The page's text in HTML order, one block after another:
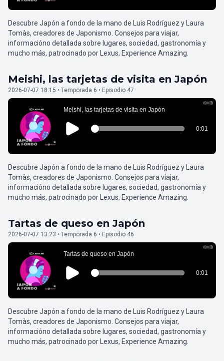
Descubre Japón a fondo de la mano de Luis Rodríguez y Laura
Tomàs, creadores de Japonismo. Consejos para viajar,
informacióno detallada sobre lugares, sociedad, gastronomía y
mucho más, patrocinado por Lexus, Experience Amazing.
Meishi, las tarjetas de visita en Japón
2026-07-07 18:15 • Temporada 6 • Episodio 47
Descubre Japón a fondo de la mano de Luis Rodríguez y Laura
Tomàs, creadores de Japonismo. Consejos para viajar,
informacióno detallada sobre lugares, sociedad, gastronomía y
mucho más, patrocinado por Lexus, Experience Amazing.
Tartas de queso en Japón
2026-07-07 13:23 • Temporada 6 • Episodio 46
Descubre Japón a fondo de la mano de Luis Rodríguez y Laura
Tomàs, creadores de Japonismo. Consejos para viajar,
informacióno detallada sobre lugares, sociedad, gastronomía y
mucho más, patrocinado por Lexus, Experience Amazing.